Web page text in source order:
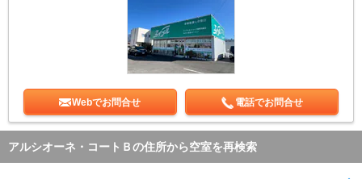
Webでお問合せ 電話でお問合せ
アルシオーネ・コートＢの住所から空室を再検索